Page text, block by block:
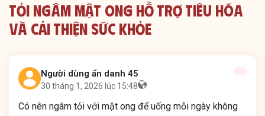
Tỏi Ngâm Mật Ong Hỗ Trợ Tiêu Hóa
Và Cải Thiện Sức Khỏe
Người dùng ẩn danh 45
30 tháng 1, 2026 lúc 15:48
Có nên ngâm tỏi với mật ong để uống mỗi ngày không